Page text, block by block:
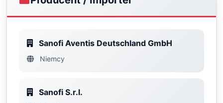
Sanofi Aventis Deutschland GmbH
Niemcy
Sanofi S.r.l.